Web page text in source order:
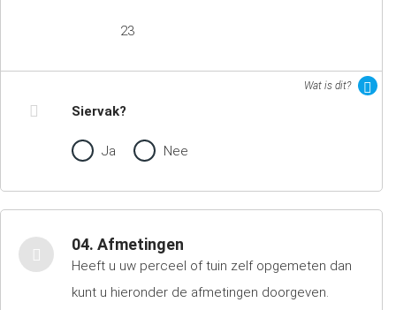
23
Wat is dit?
Siervak?
Ja Nee
04. Afmetingen
Heeft u uw perceel of tuin zelf opgemeten dan
kunt u hieronder de afmetingen doorgeven.